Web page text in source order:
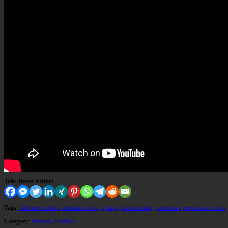
Teile diesen Artikel
Tags: alternative metal, alternative rock, grunge, homecoming, post metal, progressive metal,
Category: Magazin, Reviews